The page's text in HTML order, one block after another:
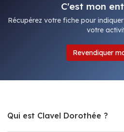
C'est mon
Récupérez votre fiche pour
votre
Revendiquer
Qui est Clavel Dorothée ?